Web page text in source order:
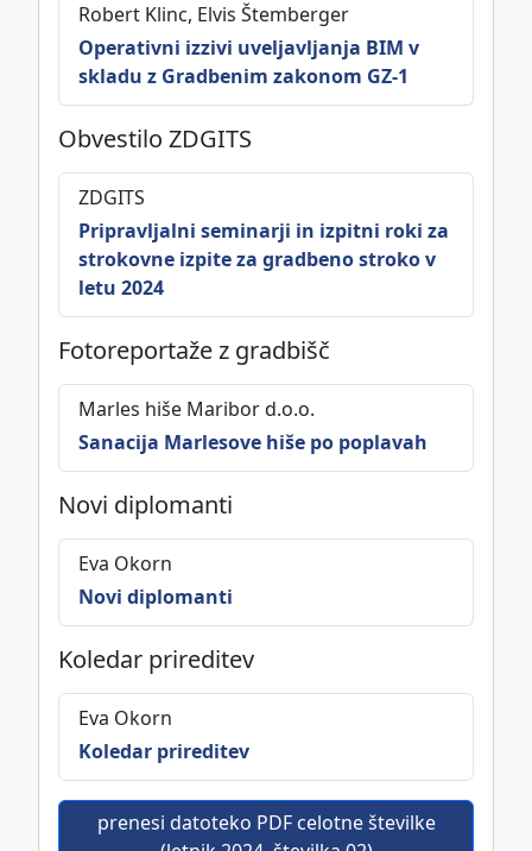
© ZDGITS1951-2026
Robert Klinc, Elvis Štemberger
Operativni izzivi uveljavljanja BIM v
skladu z Gradbenim zakonom GZ-1
Obvestilo ZDGITS
ZDGITS
Pripravljalni seminarji in izpitni roki za
strokovne izpite za gradbeno stroko v
letu 2024
Fotoreportaže z gradbišč
Marles hiše Maribor d.o.o.
Sanacija Marlesove hiše po poplavah
Novi diplomanti
Eva Okorn
Novi diplomanti
Koledar prireditev
Eva Okorn
Koledar prireditev
prenesi datoteko PDF celotne številke